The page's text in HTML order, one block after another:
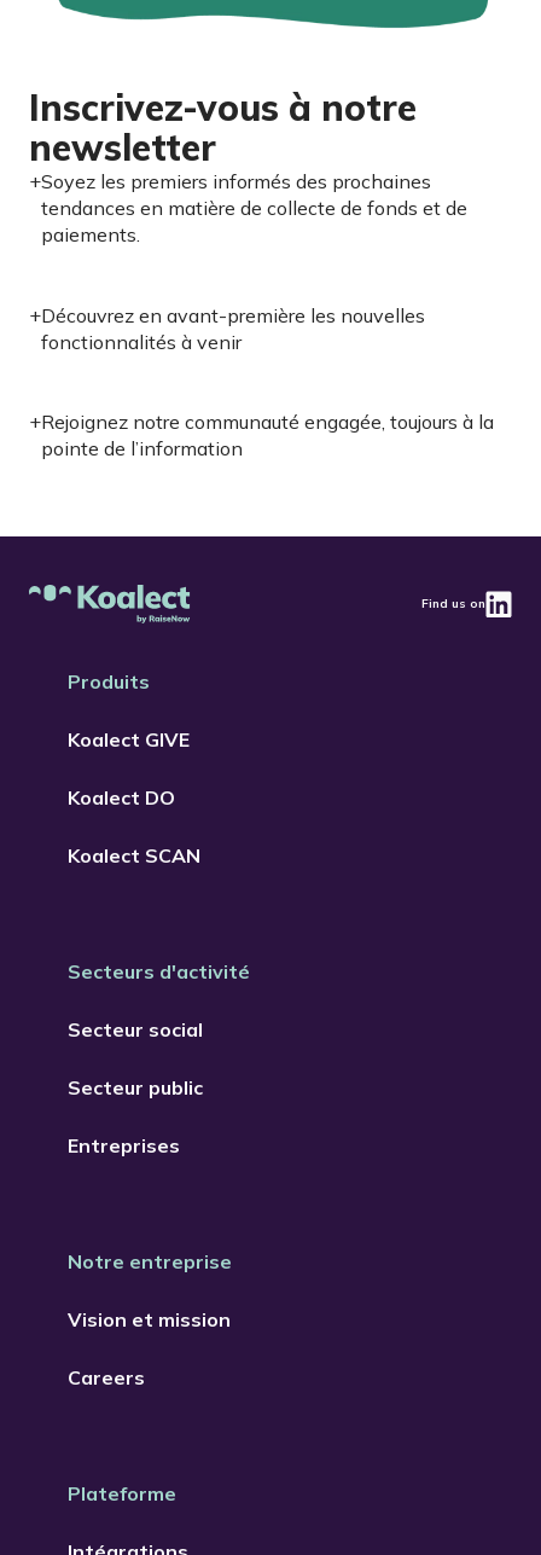
Inscrivez-vous à notre
newsletter
+Soyez les premiers informés des prochaines
tendances en matière de collecte de fonds et de
paiements.
+Découvrez en avant-première les nouvelles
fonctionnalités à venir
+Rejoignez notre communauté engagée, toujours à la
pointe de l’information
Find us on
Produits
Koalect GIVE
Koalect DO
Koalect SCAN
Secteurs d'activité
Secteur social
Secteur public
Entreprises
Notre entreprise
Vision et mission
Careers
Plateforme